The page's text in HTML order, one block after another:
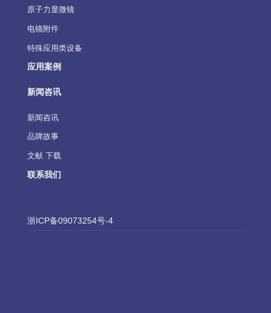
原子力显微镜
电镜附件
特殊应用类设备
应用案例
新闻咨讯
新闻咨讯
品牌故事
文献 下载
联系我们
浙ICP备09073254号-4